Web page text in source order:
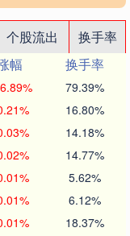
个股流出
换手率
幅
换手率
79.39%
16.80%
14.18%
14.77%
5.62%
6.12%
18.37%